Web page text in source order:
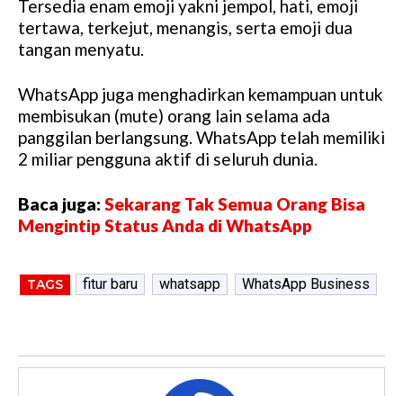
Tersedia enam emoji yakni jempol, hati, emoji
tertawa, terkejut, menangis, serta emoji dua
tangan menyatu.
WhatsApp juga menghadirkan kemampuan untuk
membisukan (mute) orang lain selama ada
panggilan berlangsung. WhatsApp telah memiliki
2 miliar pengguna aktif di seluruh dunia.
Baca juga: Sekarang Tak Semua Orang Bisa
Mengintip Status Anda di WhatsApp
TAGS fitur baru whatsapp WhatsApp Business